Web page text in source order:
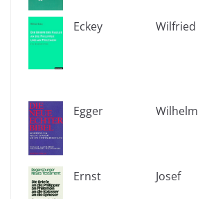
Eckey Wilfried
Egger
Wilhelm
Ernst
Josef